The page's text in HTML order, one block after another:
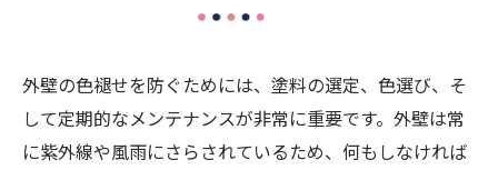
外壁の色褪せを防ぐためには、塗料の選定、色選び、そ
して定期的なメンテナンスが非常に重要です。外壁は常
に紫外線や風雨にさらされているため、何もしなければ